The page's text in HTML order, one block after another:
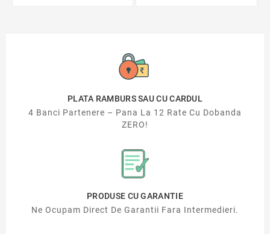
PLATA RAMBURS SAU CU CARDUL
4 Banci Partenere – Pana La 12 Rate Cu Dobanda
ZERO!
PRODUSE CU GARANTIE
Ne Ocupam Direct De Garantii Fara Intermedieri.